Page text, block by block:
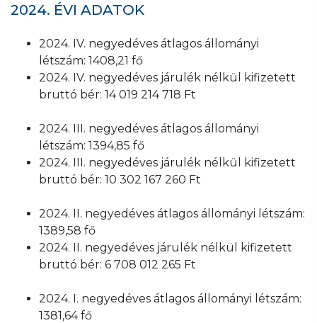
2024. ÉVI ADATOK
2024. IV. negyedéves átlagos állományi
létszám: 1408,21 fő
2024. IV. negyedéves járulék nélkül kifizetett
bruttó bér: 14 019 214 718 Ft
2024. III. negyedéves átlagos állományi
létszám: 1394,85 fő
2024. III. negyedéves járulék nélkül kifizetett
bruttó bér: 10 302 167 260 Ft
2024. II. negyedéves átlagos állományi létszám:
1389,58 fő
2024. II. negyedéves járulék nélkül kifizetett
bruttó bér: 6 708 012 265 Ft
2024. I. negyedéves átlagos állományi létszám:
1381,64 fő